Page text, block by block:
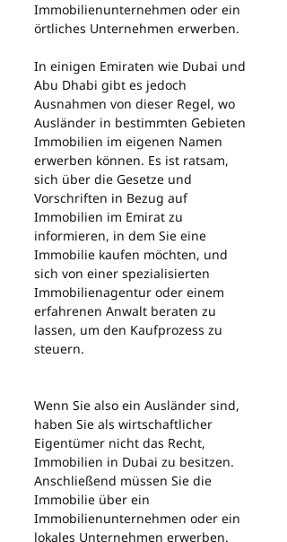
Immobilienunternehmen oder ein
örtliches Unternehmen erwerben.
In einigen Emiraten wie Dubai und
Abu Dhabi gibt es jedoch
Ausnahmen von dieser Regel, wo
Ausländer in bestimmten Gebieten
Immobilien im eigenen Namen
erwerben können. Es ist ratsam,
sich über die Gesetze und
Vorschriften in Bezug auf
Immobilien im Emirat zu
informieren, in dem Sie eine
Immobilie kaufen möchten, und
sich von einer spezialisierten
Immobilienagentur oder einem
erfahrenen Anwalt beraten zu
lassen, um den Kaufprozess zu
steuern.
Wenn Sie also ein Ausländer sind,
haben Sie als wirtschaftlicher
Eigentümer nicht das Recht,
Immobilien in Dubai zu besitzen.
Anschließend müssen Sie die
Immobilie über ein
Immobilienunternehmen oder ein
lokales Unternehmen erwerben.